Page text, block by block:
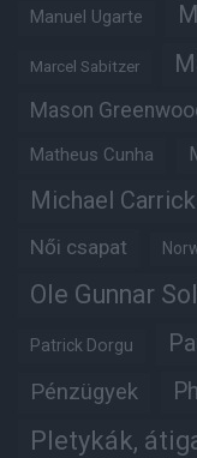
Manuel Ugarte
Marcel Sabitzer
Mason
Matheus Cunha
Michael Carrick
Női csapat
Ole Gunnar
Patrick Dorgu
Pénzügyek
Pletykák,